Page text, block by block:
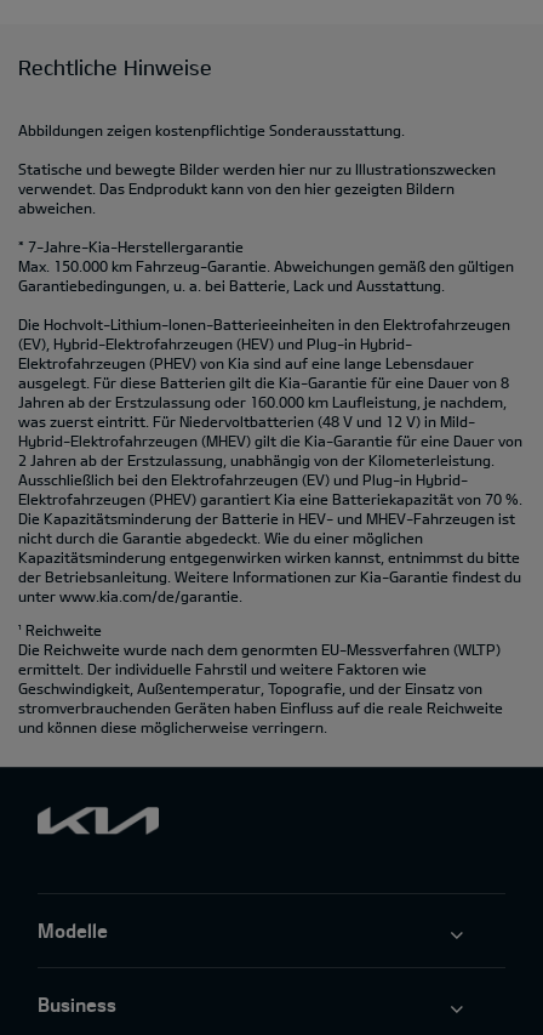
Rechtliche Hinweise
Abbildungen zeigen kostenpflichtige Sonderausstattung.
Statische und bewegte Bilder werden hier nur zu Illustrationszwecken
verwendet. Das Endprodukt kann von den hier gezeigten Bildern
abweichen.
* 7-Jahre-Kia-Herstellergarantie
Max. 150.000 km Fahrzeug-Garantie. Abweichungen gemäß den gültigen
Garantiebedingungen, u. a. bei Batterie, Lack und Ausstattung.
Die Hochvolt-Lithium-Ionen-Batterieeinheiten in den Elektrofahrzeugen
(EV), Hybrid-Elektrofahrzeugen (HEV) und Plug-in Hybrid-
Elektrofahrzeugen (PHEV) von Kia sind auf eine lange Lebensdauer
ausgelegt. Für diese Batterien gilt die Kia-Garantie für eine Dauer von 8
Jahren ab der Erstzulassung oder 160.000 km Laufleistung, je nachdem,
was zuerst eintritt. Für Niedervoltbatterien (48 V und 12 V) in Mild-
Hybrid-Elektrofahrzeugen (MHEV) gilt die Kia-Garantie für eine Dauer von
2 Jahren ab der Erstzulassung, unabhängig von der Kilometerleistung.
Ausschließlich bei den Elektrofahrzeugen (EV) und Plug-in Hybrid-
Elektrofahrzeugen (PHEV) garantiert Kia eine Batteriekapazität von 70 %.
Die Kapazitätsminderung der Batterie in HEV- und MHEV-Fahrzeugen ist
nicht durch die Garantie abgedeckt. Wie du einer möglichen
Kapazitätsminderung entgegenwirken wirken kannst, entnimmst du bitte
der Betriebsanleitung. Weitere Informationen zur Kia-Garantie findest du
unter www.kia.com/de/garantie.
¹ Reichweite
Die Reichweite wurde nach dem genormten EU-Messverfahren (WLTP)
ermittelt. Der individuelle Fahrstil und weitere Faktoren wie
Geschwindigkeit, Außentemperatur, Topografie‚ und der Einsatz von
stromverbrauchenden Geräten haben Einfluss auf die reale Reichweite
und können diese möglicherweise verringern.
Modelle
Business